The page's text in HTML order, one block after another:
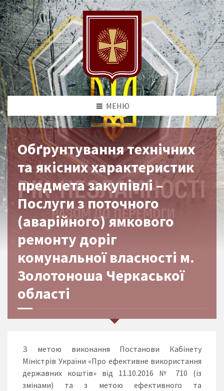
МЕНЮ
Обґрунтування технічних
та якісних характеристик
предмета закупівлі –
Послуги з поточного
(аварійного) ямкового
ремонту доріг
комунальної власності м.
Золотоноша Черкаської
області
З метою виконання Постанови Кабінету
Міністрів України «Про ефективне використання
державних коштів» від 11.10.2016 № 710 (із
змінами) та з метою ефективного та